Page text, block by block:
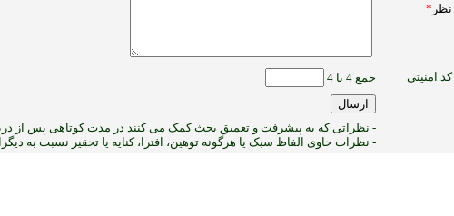
نظر *
کد امنیتی جمع 4 با 4
- نظراتی که به پیشرفت و تعمیق بحث کمک می کنند در مدت کوتاهی پس از
- نظرات حاوی الفاظ سبک یا هرگونه توهین، افترا، کنایه یا تحقیر نسبت به